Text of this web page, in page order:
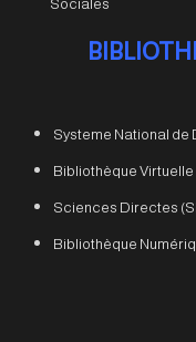
Sociales
Systeme National de
Bibliothèque
Sciences Directes
Bibliothèque